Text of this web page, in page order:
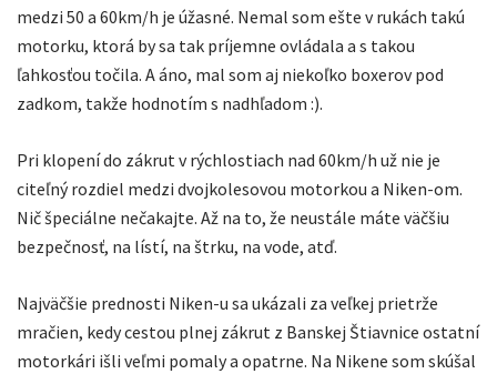
medzi 50 a 60km/h je úžasné. Nemal som ešte v rukách takú
motorku, ktorá by sa tak príjemne ovládala a s takou
ľahkosťou točila. A áno, mal som aj niekoľko boxerov pod
zadkom, takže hodnotím s nadhľadom :).
Pri klopení do zákrut v rýchlostiach nad 60km/h už nie je
citeľný rozdiel medzi dvojkolesovou motorkou a Niken-om.
Nič špeciálne nečakajte. Až na to, že neustále máte väčšiu
bezpečnosť, na lístí, na štrku, na vode, atď.
Najväčšie prednosti Niken-u sa ukázali za veľkej prietrže
mračien, kedy cestou plnej zákrut z Banskej Štiavnice ostatní
motorkári išli veľmi pomaly a opatrne. Na Nikene som skúšal